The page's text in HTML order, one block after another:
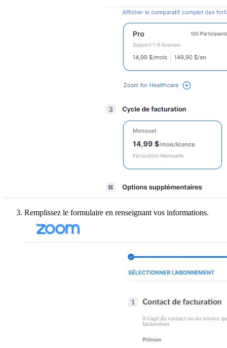
Remplissez le formulaire en renseignant vos informations.